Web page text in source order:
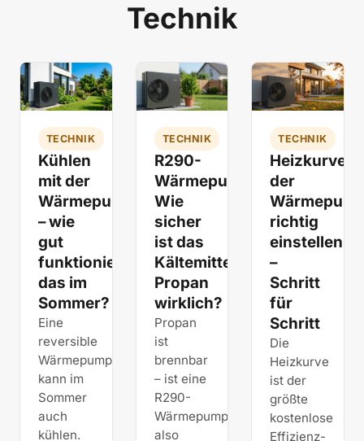
Technik
TECHNIK
Kühlen
mit der
Wärmepumpe
– wie
gut
funktioniert
das im
Sommer?
Eine
reversible
Wärmepumpe
kann im
Sommer
auch
kühlen.
TECHNIK
R290-
Wärmepumpe:
Wie
sicher
ist das
Kältemittel
Propan
wirklich?
Propan
ist
brennbar
– ist eine
R290-
Wärmepumpe
also
TECHNIK
Heizkurve
der
richtig
einstellen
–
Schritt
für
Schritt
Die
Heizkurve
ist der
größte
kostenlose
Effizienz-